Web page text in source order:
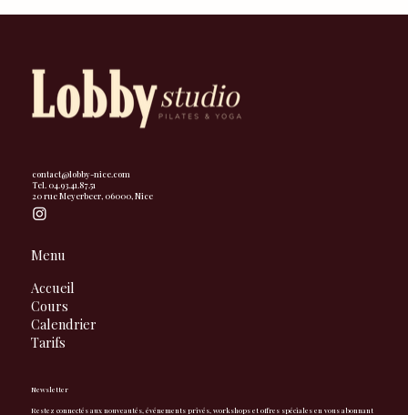
contact@lobby-nice.com
Tel. 04.93.41.87.51
20 rue Meyerbeer, 06000, Nice
Menu
Accueil
Cours
Calendrier
Tarifs
Newsletter
Restez connectés aux nouveautés, événements privés, workshops et offres spéciales en vous abonnant